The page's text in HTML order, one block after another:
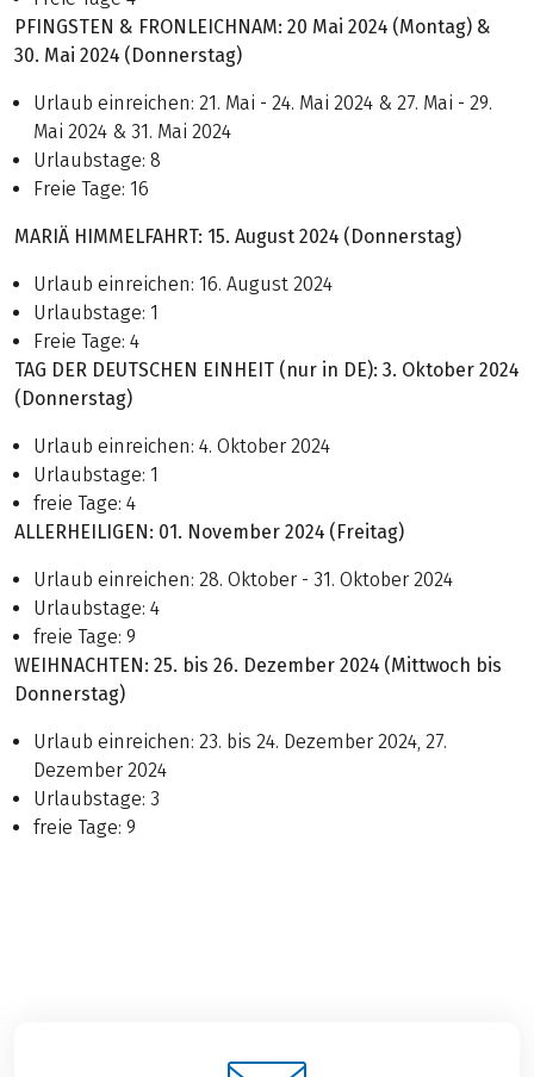
PFINGSTEN & FRONLEICHNAM: 20 Mai 2024 (Montag) &
30. Mai 2024 (Donnerstag)
Urlaub einreichen: 21. Mai - 24. Mai 2024 & 27. Mai - 29.
Mai 2024 & 31. Mai 2024
Urlaubstage: 8
Freie Tage: 16
MARIÄ HIMMELFAHRT: 15. August 2024 (Donnerstag)
Urlaub einreichen: 16. August 2024
Urlaubstage: 1
Freie Tage: 4
TAG DER DEUTSCHEN EINHEIT (nur in DE): 3. Oktober 2024
(Donnerstag)
Urlaub einreichen: 4. Oktober 2024
Urlaubstage: 1
freie Tage: 4
ALLERHEILIGEN: 01. November 2024 (Freitag)
Urlaub einreichen: 28. Oktober - 31. Oktober 2024
Urlaubstage: 4
freie Tage: 9
WEIHNACHTEN: 25. bis 26. Dezember 2024 (Mittwoch bis
Donnerstag)
Urlaub einreichen: 23. bis 24. Dezember 2024, 27.
Dezember 2024
Urlaubstage: 3
freie Tage: 9